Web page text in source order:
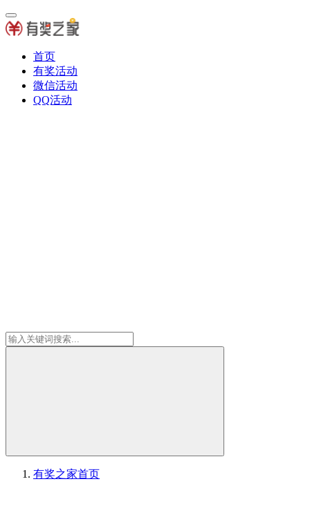
首页
有奖活动
微信活动
QQ活动
有奖之家首页